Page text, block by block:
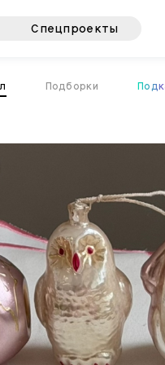
Спецпроекты
Подборки